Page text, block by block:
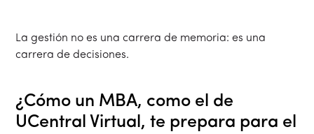
La gestión no es una carrera de memoria: es una
carrera de decisiones.
¿Cómo un MBA, como el de
UCentral Virtual, te prepara para el